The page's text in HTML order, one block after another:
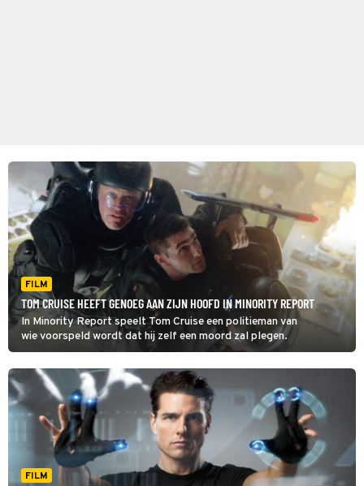
FILM
TOM CRUISE HEEFT GENOEG AAN ZIJN HOOFD IN MINORITY REPORT
In Minority Report speelt Tom Cruise een politieman van
wie voorspeld wordt dat hij zelf een moord zal plegen.
FILM